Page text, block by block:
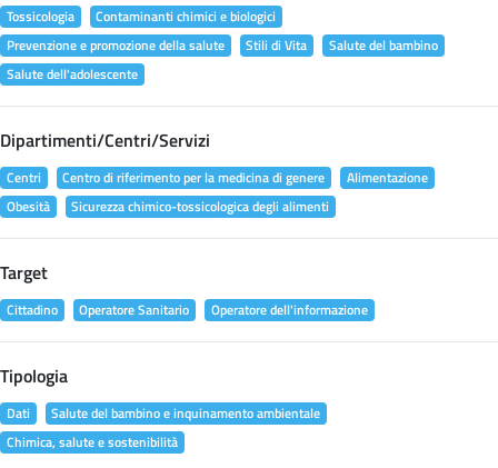
Tossicologia
Contaminanti chimici e biologici
Prevenzione e promozione della salute
Stili di Vita
Salute del bambino
Salute dell'adolescente
Dipartimenti/Centri/Servizi
Centri Centro di riferimento per la medicina di genere
Alimentazione
Obesità
Sicurezza chimico-tossicologica degli alimenti
Target
Cittadino Operatore Sanitario Operatore dell'informazione
Tipologia
Dati
Salute del bambino e inquinamento ambientale
Chimica, salute e sostenibilità